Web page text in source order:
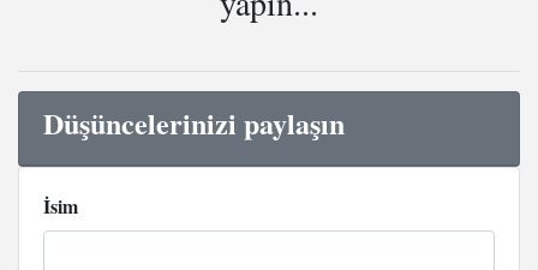
Düşüncelerinizi paylaşın
İsim